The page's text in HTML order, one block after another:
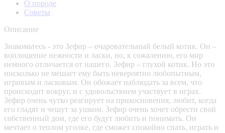
О породе
Советы
Описание
Знакомьтесь - это Зефир – очаровательный белый котик. Он –
воплощение нежности и ласки, но, к сожалению, его мир
немного отличается от нашего. Зефир – глухой котик. Но это
нисколько не мешает ему быть невероятно любопытным,
игривым и ласковым. Он обожает наблюдать за всем, что
происходит вокруг, и с удовольствием участвует в играх.
Зефир очень чутко реагирует на прикосновения, любит, когда
его гладят и чешут за ушком. Зефир очень хочет обрести свой
собственный дом, где его будут любить и понимать. Он
мечтает о теплом уголке, где сможет спокойно спать, играть и